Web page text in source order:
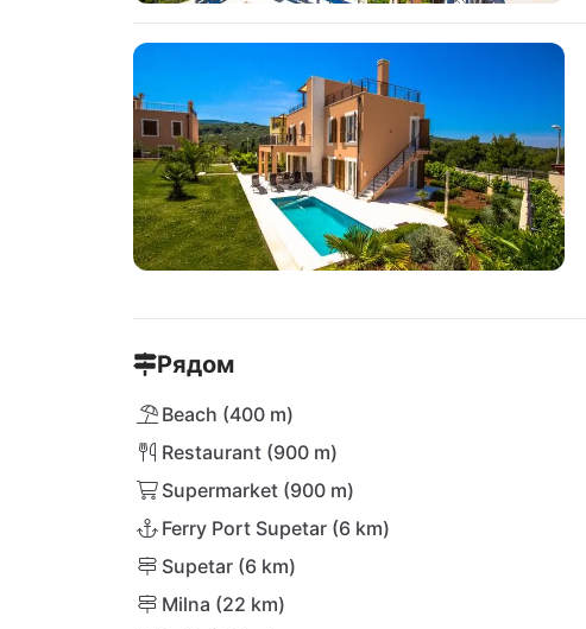
Рядом
Beach (400 m)
Restaurant (900 m)
Supermarket (900 m)
Ferry Port Supetar (6 km)
Supetar (6 km)
Milna (22 km)